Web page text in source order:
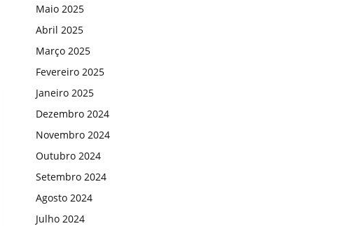
Maio 2025
Abril 2025
Março 2025
Fevereiro 2025
Janeiro 2025
Dezembro 2024
Novembro 2024
Outubro 2024
Setembro 2024
Agosto 2024
Julho 2024